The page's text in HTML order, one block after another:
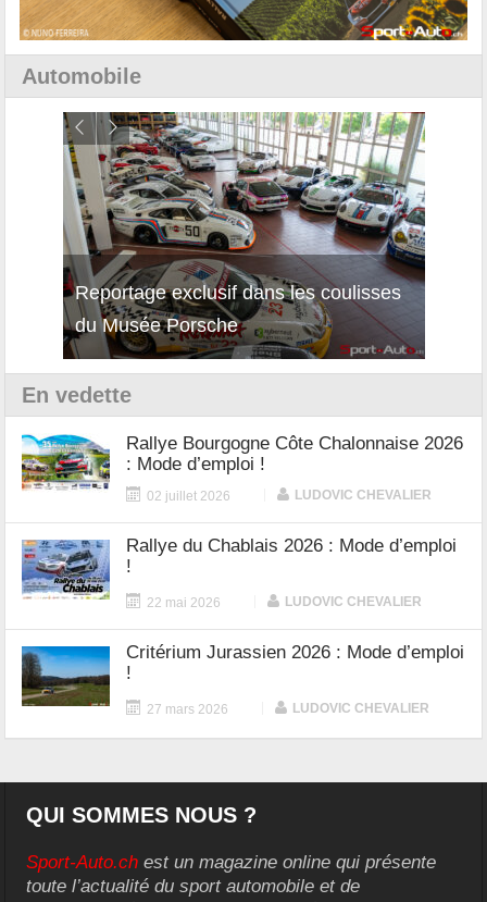
Automobile
Reportage exclusif dans les coulisses
du Musée Porsche
En vedette
Rallye Bourgogne Côte Chalonnaise 2026
: Mode d’emploi !
02 juillet 2026 LUDOVIC CHEVALIER
Rallye du Chablais 2026 : Mode d’emploi
!
22 mai 2026 LUDOVIC CHEVALIER
Critérium Jurassien 2026 : Mode d’emploi
!
27 mars 2026 LUDOVIC CHEVALIER
QUI SOMMES NOUS ?
Sport-Auto.ch est un magazine online qui présente
toute l’actualité du sport automobile et de